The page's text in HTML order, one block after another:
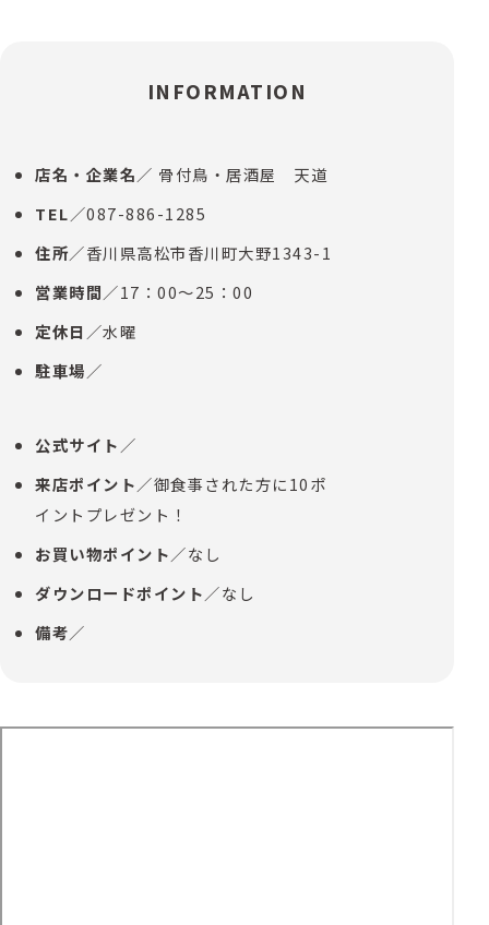
INFORMATION
店名・企業名／ 骨付鳥・居酒屋 天道
TEL／087-886-1285
住所／香川県高松市香川町大野1343-1
営業時間／17：00～25：00
定休日 ／水曜
駐車場／
公式サイト ／
来店ポイント／御食事された方に10ポ
イントプレゼント！
お買い物ポイント／なし
ダウンロードポイント／なし
備考／